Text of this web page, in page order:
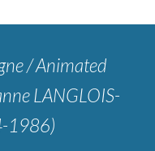
/ Animated
LANGLOIS-
1986)